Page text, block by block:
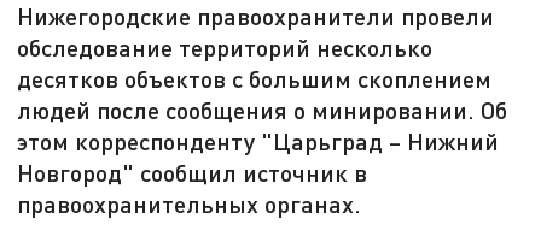
Нижегородские правоохранители провели
обследование территорий несколько
десятков объектов с большим скоплением
людей после сообщения о минировании. Об
этом корреспонденту "Царьград – Нижний
Новгород" сообщил источник в
правоохранительных органах.